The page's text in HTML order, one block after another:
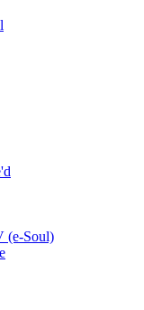
(e-Soul)